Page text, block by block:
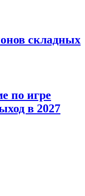
складных
по игре
в 2027